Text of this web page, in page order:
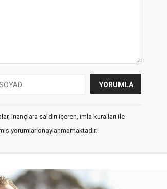
inançlara saldırı içeren, imla kuralları ile
yorumlar onaylanmamaktadır.